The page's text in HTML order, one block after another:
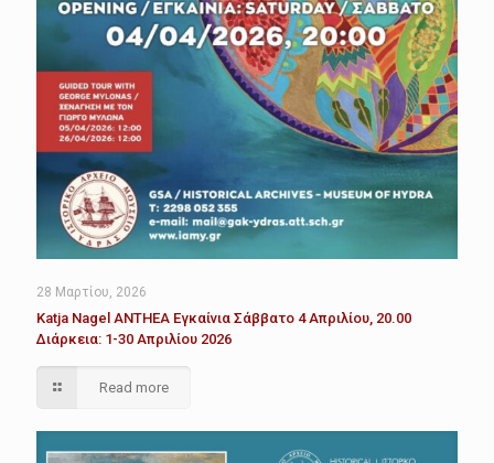
28 Μαρτίου, 2026
Katja Nagel ANTHEA Εγκαίνια Σάββατο 4 Απριλίου, 20.00
Διάρκεια: 1-30 Απριλίου 2026
Read more